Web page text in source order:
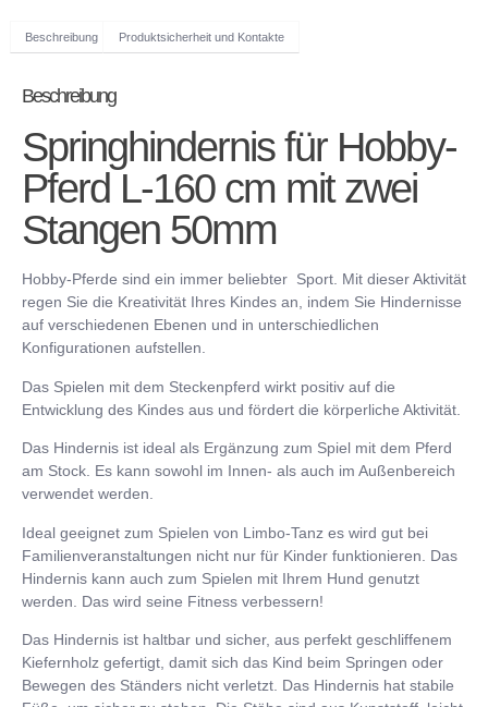
Beschreibung Produktsicherheit und Kontakte
Beschreibung
Springhindernis für Hobby-
Pferd L-160 cm mit zwei
Stangen 50mm
Hobby-Pferde sind ein immer beliebter Sport. Mit dieser Aktivität
regen Sie die Kreativität Ihres Kindes an, indem Sie Hindernisse
auf verschiedenen Ebenen und in unterschiedlichen
Konfigurationen aufstellen.
Das Spielen mit dem Steckenpferd wirkt positiv auf die
Entwicklung des Kindes aus und fördert die körperliche Aktivität.
Das Hindernis ist ideal als Ergänzung zum Spiel mit dem Pferd
am Stock. Es kann sowohl im Innen- als auch im Außenbereich
verwendet werden.
Ideal geeignet zum Spielen von Limbo-Tanz es wird gut bei
Familienveranstaltungen nicht nur für Kinder funktionieren. Das
Hindernis kann auch zum Spielen mit Ihrem Hund genutzt
werden. Das wird seine Fitness verbessern!
Das Hindernis ist haltbar und sicher, aus perfekt geschliffenem
Kiefernholz gefertigt, damit sich das Kind beim Springen oder
Bewegen des Ständers nicht verletzt. Das Hindernis hat stabile